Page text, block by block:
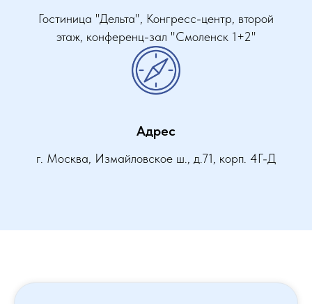
Гостиница "Дельта", Конгресс-центр, второй
этаж, конференц-зал "Смоленск 1+2"
Адрес
г. Москва, Измайловское ш., д.71, корп. 4Г-Д